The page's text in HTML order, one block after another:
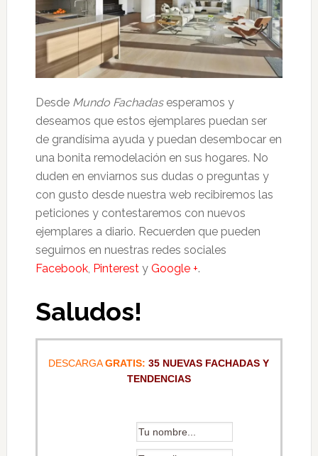
Desde Mundo Fachadasesperamos y
deseamos que estos ejemplares puedan ser
de grandísima ayuda y puedan desembocar en
una bonita remodelación en sus hogares. No
duden en enviarnos sus dudas o preguntas y
con gusto desde nuestra web recibiremos las
peticiones y contestaremos con nuevos
ejemplares a diario. Recuerden que pueden
seguirnos en nuestras redes sociales
Facebook, Pinteresty Google +.
Saludos!
DESCARGAGRATIS: 35 NUEVAS FACHADAS Y
TENDENCIAS